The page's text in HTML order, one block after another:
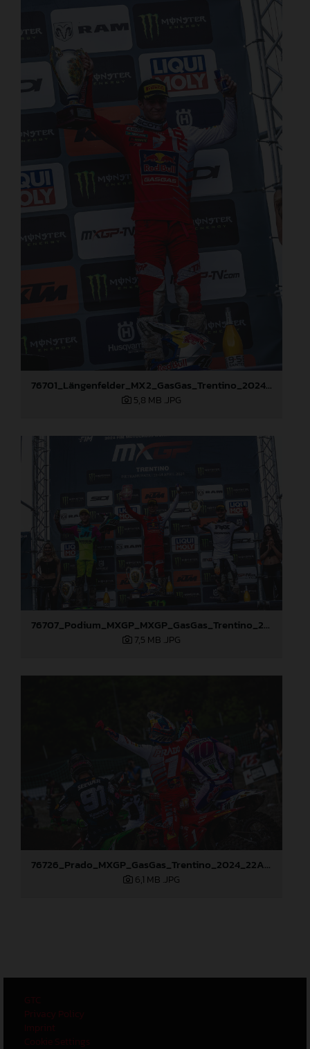
76701_Längenfelder_MX2_GasGas_Trentino_2024_22A7276
5,8 MB .JPG
76707_Podium_MXGP_MXGP_GasGas_Trentino_2024_22A7964
7,5 MB .JPG
76726_Prado_MXGP_GasGas_Trentino_2024_22A7750
6,1 MB .JPG
GTC
Privacy Policy
Imprint
Cookie Settings